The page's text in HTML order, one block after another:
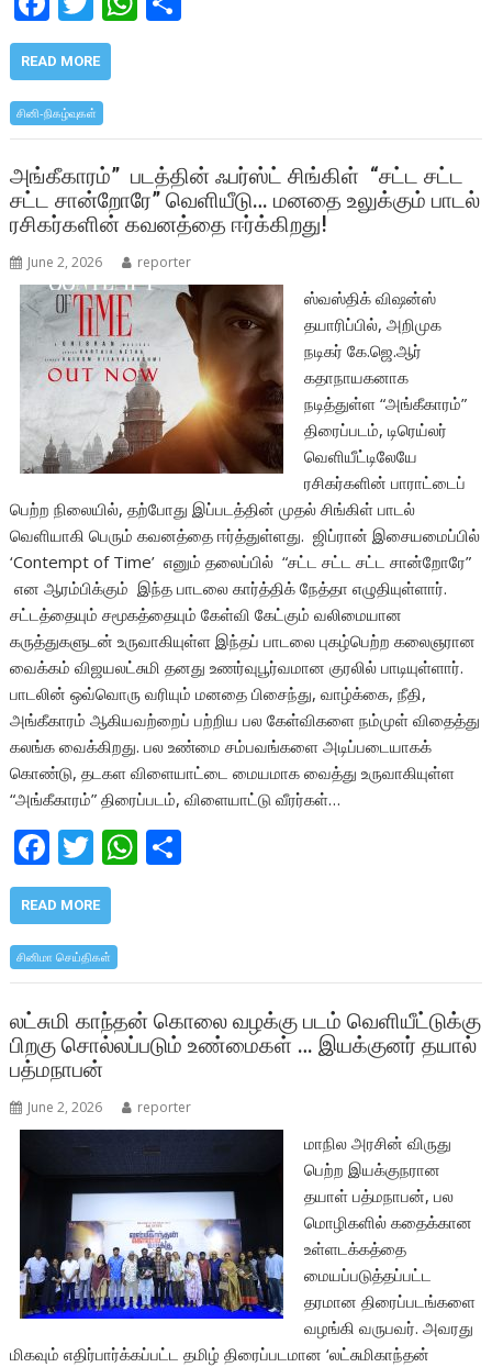
ac
e
b
o
o
k
w
itt
er
h
A
p
p
READ MORE
சினி-நிகழ்வுகள்
அங்கீகாரம்” படத்தின் ஃபர்ஸ்ட் சிங்கிள் “சட்ட சட்ட
சட்ட சான்றோரே” வெளியீடு… மனதை உலுக்கும் பாடல்
ரசிகர்களின் கவனத்தை ஈர்க்கிறது!
June 2, 2026 reporter
ஸ்வஸ்திக் விஷன்ஸ்
தயாரிப்பில், அறிமுக
நடிகர் கே.ஜெ.ஆர்
கதாநாயகனாக
நடித்துள்ள “அங்கீகாரம்”
திரைப்படம், டிரெய்லர்
வெளியீட்டிலேயே
ரசிகர்களின் பாராட்டைப்
பெற்ற நிலையில், தற்போது இப்படத்தின் முதல் சிங்கிள் பாடல்
வெளியாகி பெரும் கவனத்தை ஈர்த்துள்ளது. ஜிப்ரான் இசையமைப்பில்
‘Contempt of Time’ எனும் தலைப்பில் “சட்ட சட்ட சட்ட சான்றோரே”
என ஆரம்பிக்கும் இந்த பாடலை கார்த்திக் நேத்தா எழுதியுள்ளார்.
சட்டத்தையும் சமூகத்தையும் கேள்வி கேட்கும் வலிமையான
கருத்துகளுடன் உருவாகியுள்ள இந்தப் பாடலை புகழ்பெற்ற கலைஞரான
வைக்கம் விஜயலட்சுமி தனது உணர்வுபூர்வமான குரலில் பாடியுள்ளார்.
பாடலின் ஒவ்வொரு வரியும் மனதை பிசைந்து, வாழ்க்கை, நீதி,
அங்கீகாரம் ஆகியவற்றைப் பற்றிய பல கேள்விகளை நம்முள் விதைத்து
கலங்க வைக்கிறது. பல உண்மை சம்பவங்களை அடிப்படையாகக்
கொண்டு, தடகள விளையாட்டை மையமாக வைத்து உருவாகியுள்ள
“அங்கீகாரம்” திரைப்படம், விளையாட்டு வீரர்கள்…
F
ac
e
b
o
o
k
T
w
itt
er
W
A
p
p
READ MORE
சினிமா செய்திகள்
லட்சுமி காந்தன் கொலை வழக்கு படம் வெளியீட்டுக்கு
பிறகு சொல்லப்படும் உண்மைகள் … இயக்குனர் தயால்
பத்மநாபன்
June 2, 2026 reporter
மாநில அரசின் விருது
பெற்ற இயக்குநரான
தயாள் பத்மநாபன், பல
மொழிகளில் கதைக்கான
உள்ளடக்கத்தை
மையப்படுத்தப்பட்ட
தரமான திரைப்படங்களை
வழங்கி வருபவர். அவரது
மிகவும் எதிர்பார்க்கப்பட்ட தமிழ் திரைப்படமான ‘லட்சுமிகாந்தன்